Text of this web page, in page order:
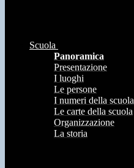
Scuola
Panoramica
Presentazione
I luoghi
Le persone
I numeri della scuola
Le carte della scuola
Organizzazione
La storia